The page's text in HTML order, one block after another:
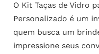
O Kit Taças de Vidro
Personalizado é um
quem busca um
impressione seus